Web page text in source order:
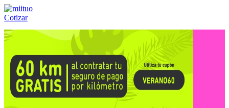
Cotizar
Llámanos al:(55) 84-21-05-00 ó